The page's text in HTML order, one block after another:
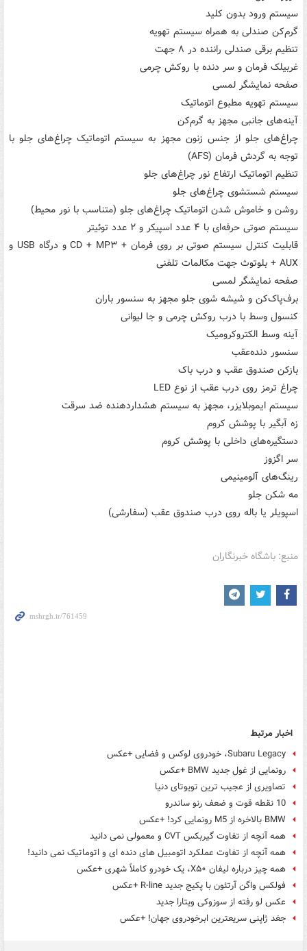
سیستم ورود بدون کلید
گرم‌کن صندلی به همراه سیستم تهویه
تنظیم برقی صندلی راننده در ۸ جهت
غربیلک فرمان و سر دنده با روکش چرمی
صفحه نمایشگر لمسی
سیستم تهویه مطبوع اتوماتیک
آینه‌های جانبی مجهز به گرم‌کن
چراغ‌های جلو از جنس زنون مجهز به سیستم اتوماتیک چراغ‌های جلو با
توجه به گردش فرمان (AFS)
تنظیم اتوماتیک ارتفاع نور چراغ‌های جلو
سیستم شستشوی چراغ‌های جلو
روشن و خاموش شدن اتوماتیک چراغ‌های جلو (متناسب با نور محیط)
سیستم صوتی حرفه‌ای با ۴ عدد اسپیکر و ۲ عدد توئیتر
قابلیت کنترل سیستم صوتی بر روی فرمان + CD + MP۳ و درگاه USB و
AUX + بلوتوث جهت مکالمات تلفنی
صفحه نمایشگر لمسی
برف‌پاک‌کن و شیشه شوی جلو مجهز به سنسور باران
کنسول وسط با درب روکش چرمی و جا لیوانی
آینه وسط الکتروکرومیک
سنسور دنده‌عقب
بازکن صندوق عقب و درب باک
چراغ ترمز روی درب عقب از نوع LED
سیستم ایموبلایزر، مجهز به سیستم هشداردهنده ضد سرقت
زه آبگیر با پوشش کروم
دستگیره‌های داخلی با پوشش کروم
سر اگزوز
رینگ‌های آلومینیمی
مه شکن جلو
اسپویلر یا باله روی درب صندوق عقب (سفارشی)
منبع: باشگاه خبرنگاران
اخبار مرتبط
Subaru Legacy، خودروی لوکس و فضایی +عکس
رونمایی از غول جدید BMW +عکس
تصاویری از عجیب ترین تویوتای دنیا
10 نقطه قوت و ضعف رنو ساندرو
BMW بالاخره از M5 رونمایی کرد! +عکس
همه آنچه از تفاوت گیربکس CVT و معمولی نمی دانید
همه آنچه از تفاوت عملکرد اتومبیل های دنده ای و اتوماتیک نمی دانید!
همه چیز درباره لیفان X۵۰، یک خودرو کاملاً شهری +عکس
فولکس واگن آرتئون با پکیج جدید R-line +عکس
عکس لو رفته از سوزوکی ویتارا جدید
جغد ژاپنی سریعترین ابرخودروی جهان! +عکس